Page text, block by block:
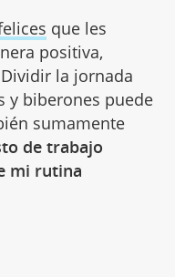
que les
positiva,
la jornada
y biberones puede
sumamente
de trabajo
mi rutina